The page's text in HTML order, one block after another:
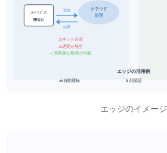
デバイス
📷 撮影
送信
クラウド
AI処理
結果
⚠ ネット必須
⚠ 遅延が発生
✓ 高精度な処理が可能
エッジAIの活用例
🚗 自動運転 📱 顔認証
エッジAIのイメージ